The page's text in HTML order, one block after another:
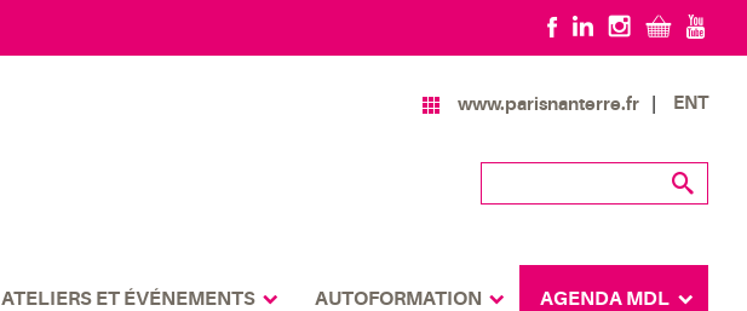
www.parisnanterre.fr ENT
ATELIERS ET ÉVÉNEMENTS AUTOFORMATION AGENDA MDL